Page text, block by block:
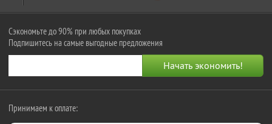
Сэкономьте до 90% при любых покупках
Подпишитесь на самые выгодные предложения
Принимаем к оплате: